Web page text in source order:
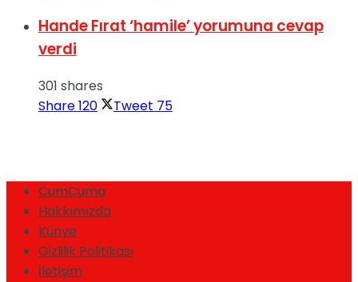
Hande Fırat ‘hamile’ yorumuna cevap
verdi
301 shares
Share120 Tweet 75
CumCuma
Hakkımızda
Künye
Gizlilik Politikası
İletişim